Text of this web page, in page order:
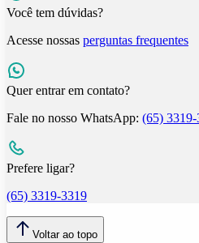
Você tem dúvidas?
Acesse nossas perguntas frequentes
Quer entrar em contato?
Fale no nosso WhatsApp: (65)
Prefere ligar?
(65) 3319-3319
Voltar ao topo